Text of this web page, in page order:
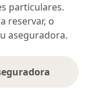
particulares.
reservar, o
aseguradora.